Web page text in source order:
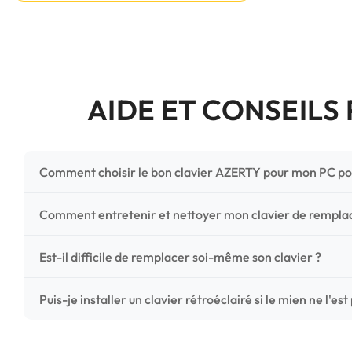
AIDE ET CONSEILS
Comment choisir le bon clavier AZERTY pour mon PC
Pour ne pas vous tromper, vérifiez trois points critiques
Comment entretenir et nettoyer mon clavier de
Un entretien régulier prolonge la vie de vos touches.
Est-il difficile de remplacer soi-même son clavier ?
C'est une réparation accessible et très économique !
Puis-je installer un clavier rétroéclairé si le mien ne l'est